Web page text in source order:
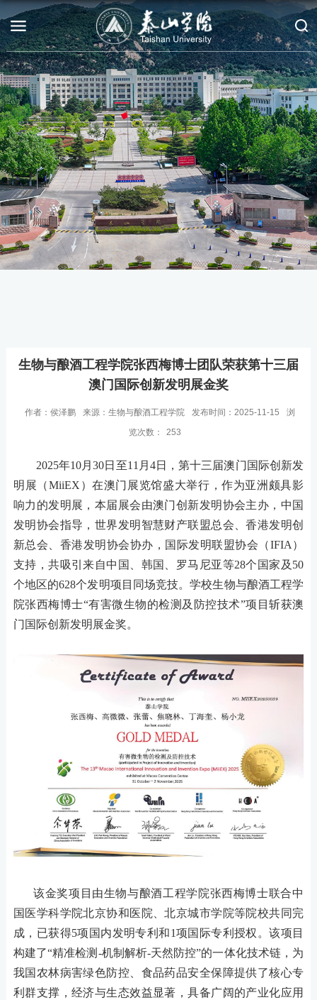
生物与酿酒工程学院张西梅博士团队荣获第十三届
澳门国际创新发明展金奖
作者：侯泽鹏 来源：生物与酿酒工程学院 发布时间：2025-11-15
浏
览次数：
253
2025年10月30日至11月4日，第十三届澳门国际创新发
明展（MiiEX）在澳门展览馆盛大举行，作为亚洲颇具影
响力的发明展，本届展会由澳门创新发明协会主办，中国
发明协会指导，世界发明智慧财产联盟总会、香港发明创
新总会、香港发明协会协办，国际发明联盟协会（IFIA）
支持，共吸引来自中国、韩国、罗马尼亚等28个国家及50
个地区的628个发明项目同场竞技。学校生物与酿酒工程学
院张西梅博士“有害微生物的检测及防控技术”项目斩获澳
门国际创新发明展金奖。
该金奖项目由生物与酿酒工程学院张西梅博士联合中
国医学科学院北京协和医院、北京城市学院等院校共同完
成，已获得5项国内发明专利和1项国际专利授权。该项目
构建了“精准检测-机制解析-天然防控”的一体化技术链，为
我国农林病害绿色防控、食品药品安全保障提供了核心专
利群支撑，经济与生态效益显著，具备广阔的产业化应用